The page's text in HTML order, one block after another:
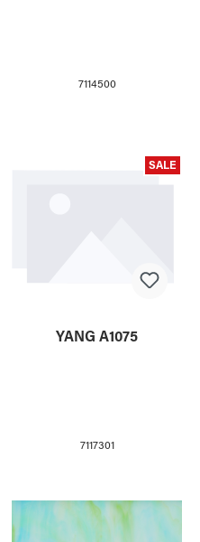
7114500
SALE
YANG A1075
7117301